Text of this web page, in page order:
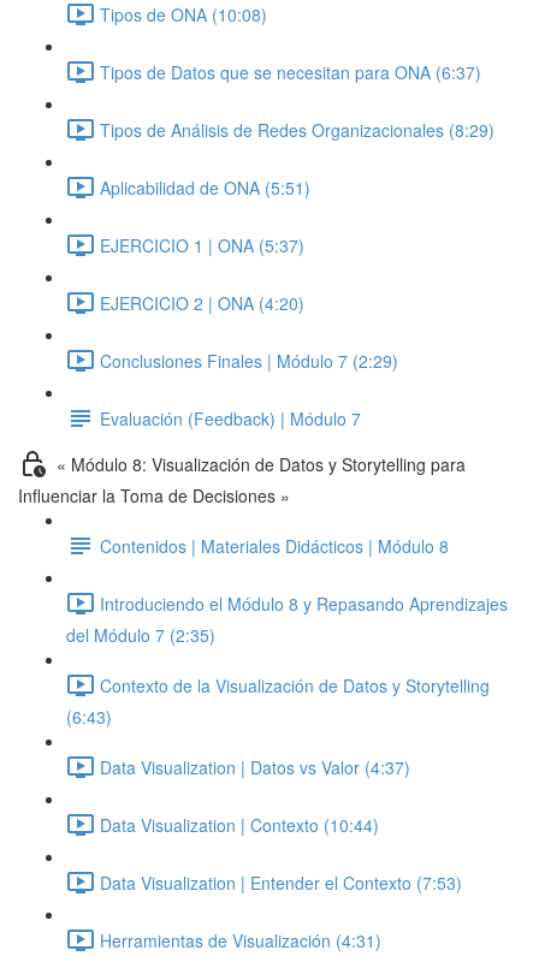
Tipos de ONA (10:08)
Tipos de Datos que se necesitan para ONA (6:37)
Tipos de Análisis de Redes Organizacionales (8:29)
Aplicabilidad de ONA (5:51)
EJERCICIO 1 | ONA (5:37)
EJERCICIO 2 | ONA (4:20)
Conclusiones Finales | Módulo 7 (2:29)
Evaluación (Feedback) | Módulo 7
« Módulo 8: Visualización de Datos y Storytelling para
Influenciar la Toma de Decisiones »
Contenidos | Materiales Didácticos | Módulo 8
Introduciendo el Módulo 8 y Repasando Aprendizajes
del Módulo 7 (2:35)
Contexto de la Visualización de Datos y Storytelling
(6:43)
Data Visualization | Datos vs Valor (4:37)
Data Visualization | Contexto (10:44)
Data Visualization | Entender el Contexto (7:53)
Herramientas de Visualización (4:31)